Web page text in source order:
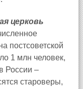
церковь
постсоветской
1 млн человек,
России –
староверы,